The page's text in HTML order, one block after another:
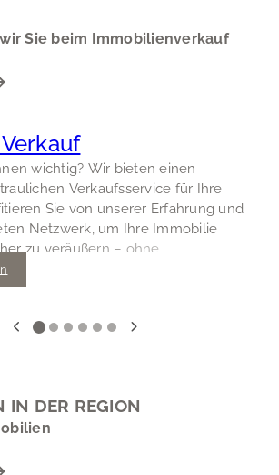
Sie beim Immobilienverkauf
wichtig? Wir bieten einen
Verkaufsservice für Ihre
Sie von unserer Erfahrung und
Netzwerk, um Ihre Immobilie
zu veräußern – ohne
IN DER REGION